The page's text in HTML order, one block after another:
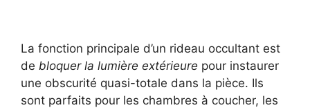
La fonction principale d’un rideau occultant est
de bloquer la lumière extérieure pour instaurer
une obscurité quasi-totale dans la pièce. Ils
sont parfaits pour les chambres à coucher, les